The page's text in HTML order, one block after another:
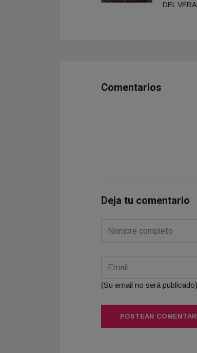
DEL
Comentarios
Deja tu comentario
(Su email no será publicado)
POSTEAR